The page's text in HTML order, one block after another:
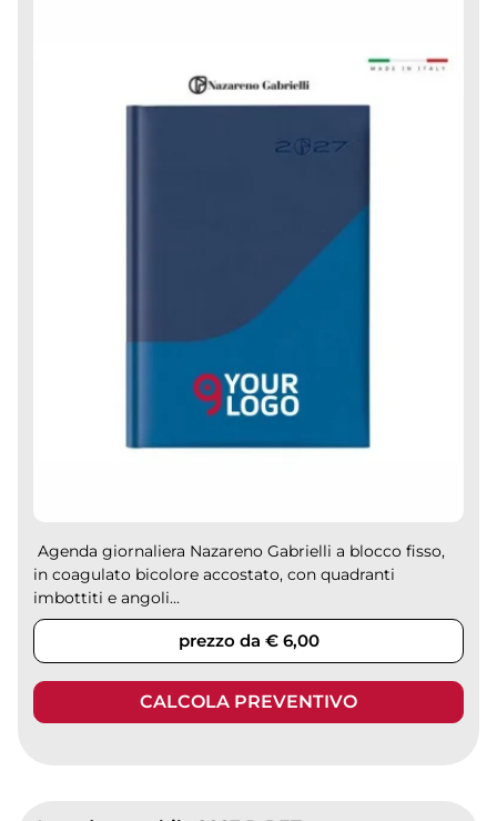
Agenda giornaliera Nazareno Gabrielli a blocco fisso,
in coagulato bicolore accostato, con quadranti
imbottiti e angoli...
prezzo da € 6,00
CALCOLA PREVENTIVO